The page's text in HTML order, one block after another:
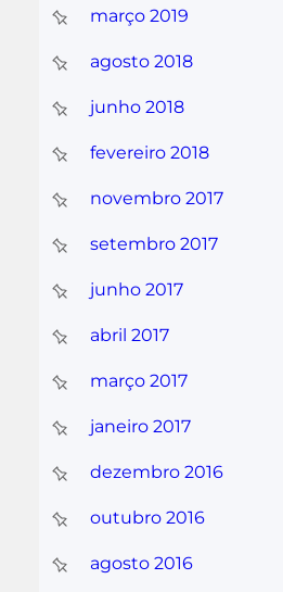
março 2019
agosto 2018
junho 2018
fevereiro 2018
novembro 2017
setembro 2017
junho 2017
abril 2017
março 2017
janeiro 2017
dezembro 2016
outubro 2016
agosto 2016